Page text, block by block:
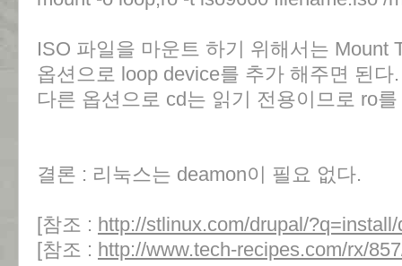
ISO 파일을 마운트 하기 위해서는 Mount
옵션으로 loop device를 추가 해주면 된다.
다른 옵션으로 cd는 읽기 전용이므로 ro
결론 : 리눅스는 deamon이 필요 없다.
[참조 : http://stlinux.com/drupal/
[참조 : http://www.tech-recipes.com/rx/